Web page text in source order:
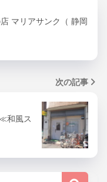
マリアサンク（ 静岡
次の記事
和風ス